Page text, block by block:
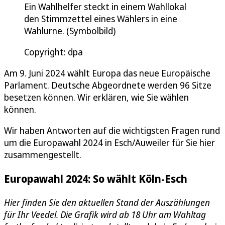
Ein Wahlhelfer steckt in einem Wahllokal
den Stimmzettel eines Wählers in eine
Wahlurne. (Symbolbild)
Copyright: dpa
Am 9. Juni 2024 wählt Europa das neue Europäische
Parlament. Deutsche Abgeordnete werden 96 Sitze
besetzen können. Wir erklären, wie Sie wählen
können.
Wir haben Antworten auf die wichtigsten Fragen rund
um die Europawahl 2024 in Esch/Auweiler für Sie hier
zusammengestellt.
Europawahl 2024: So wählt Köln-Esch
Hier finden Sie den aktuellen Stand der Auszählungen
für Ihr Veedel. Die Grafik wird ab 18 Uhr am Wahltag